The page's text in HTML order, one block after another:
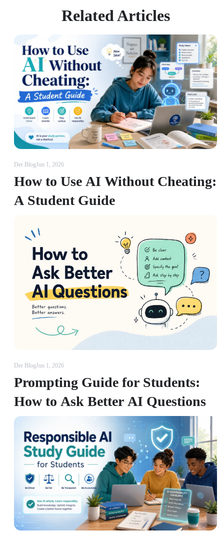
Related Articles
Der BlogJun 1, 2026
How to Use AI Without Cheating:
A Student Guide
Der BlogJun 1, 2026
Prompting Guide for Students:
How to Ask Better AI Questions